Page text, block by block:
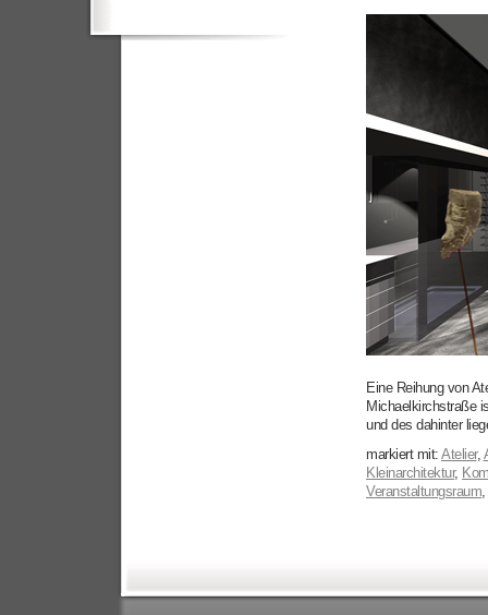
Eine Reihung von
Michaelkirchstraße
und des dahinter
markiert mit: Atelier,
Kleinarchitektur,
Veranstaltungsraum,